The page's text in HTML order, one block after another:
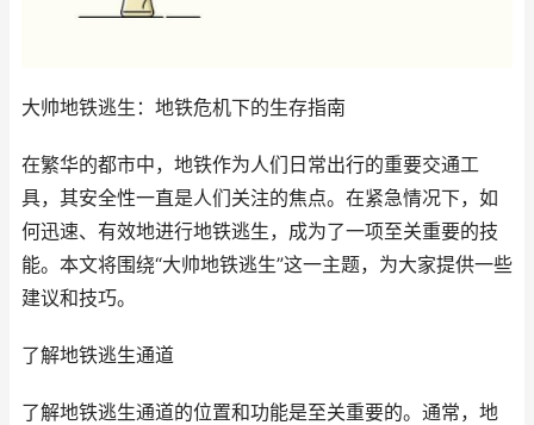
大帅地铁逃生：地铁危机下的生存指南
在繁华的都市中，地铁作为人们日常出行的重要交通工
具，其安全性一直是人们关注的焦点。在紧急情况下，如
何迅速、有效地进行地铁逃生，成为了一项至关重要的技
能。本文将围绕“大帅地铁逃生”这一主题，为大家提供一些
建议和技巧。
了解地铁逃生通道
了解地铁逃生通道的位置和功能是至关重要的。通常，地